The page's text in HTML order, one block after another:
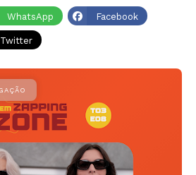
WhatsApp Facebook
Twitter